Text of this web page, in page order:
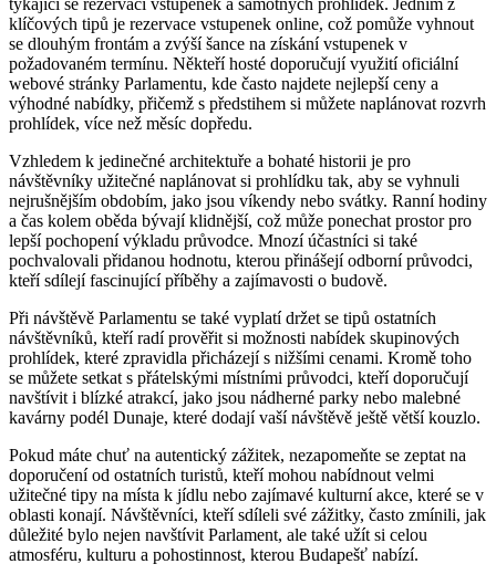
klíčových tipů je rezervace vstupenek online, což pomůže vyhnout
se dlouhým frontám a zvýší šance na získání vstupenek v
požadovaném termínu. Někteří hosté doporučují využití oficiální
webové stránky Parlamentu, kde často najdete nejlepší ceny a
výhodné nabídky, přičemž s předstihem si můžete naplánovat rozvrh
prohlídek, více než měsíc dopředu.
Vzhledem k jedinečné architektuře a bohaté historii je pro
návštěvníky užitečné naplánovat si prohlídku tak, aby se vyhnuli
nejrušnějším obdobím, jako jsou víkendy nebo svátky. Ranní hodiny
a čas kolem oběda bývají klidnější, což může ponechat prostor pro
lepší pochopení výkladu průvodce. Mnozí účastníci si také
pochvalovali přidanou hodnotu, kterou přinášejí odborní průvodci,
kteří sdílejí fascinující příběhy a zajímavosti o budově.
Při návštěvě Parlamentu se také vyplatí držet se tipů ostatních
návštěvníků, kteří radí prověřit si možnosti nabídek skupinových
prohlídek, které zpravidla přicházejí s nižšími cenami. Kromě toho
se můžete setkat s přátelskými místními průvodci, kteří doporučují
navštívit i blízké atrakcí, jako jsou nádherné parky nebo malebné
kavárny podél Dunaje, které dodají vaší návštěvě ještě větší kouzlo.
Pokud máte chuť na autentický zážitek, nezapomeňte se zeptat na
doporučení od ostatních turistů, kteří mohou nabídnout velmi
užitečné tipy na místa k jídlu nebo zajímavé kulturní akce, které se v
oblasti konají. Návštěvníci, kteří sdíleli své zážitky, často zmínili, jak
důležité bylo nejen navštívit Parlament, ale také užít si celou
atmosféru, kulturu a pohostinnost, kterou Budapešť nabízí.